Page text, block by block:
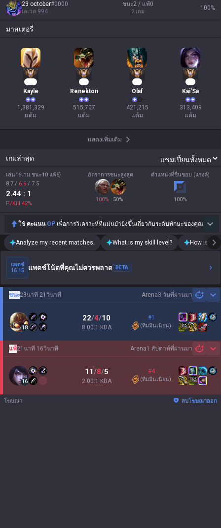
23 october#0000
เลเวล 994
ชนะ2 / แพ้0
2 เกม
100%
มาสเตอรี่
Kayle
1,381,329
แต้ม
Renekton
515,707
แต้ม
Olaf
421,215
แต้ม
Kai'Sa
313,409
แต้ม
แสดงเพิ่มเติม
เกมล่าสุด
เล่น16เกม ชนะ10 แพ้6}
8.7 / 6.6 / 7.5
2.44 : 1
P/Kill 42%
อัตราการชนะสูงสุด
100% 50%
ตำแหน่งที่ชื่นชอบ (แรงค์)
100%
ใช้ คะแนน OP เพื่อการวิเคราะห์ที่แม่นยำยิ่งขึ้นเกี่ยวกับระดับทักษะของคุณ
Analyze my recent matches. What is my skill level? How is my
แพตช์
16.15
แพตช์โน้ตที่คุณไม่ควรพลาด BETA
Arena3 วันที่ผ่านมา
ชนะ23นาที 21วินาที
18
22/4/10
8.00:1 KDA
#1
(ทีมมินเนียน)
Arena1 สัปดาห์ที่ผ่านมา
แพ้21นาที 16วินาที
16
11/8/5
2.00:1 KDA
#4
(ทีมมินเนียน)
โฆษณา ลบโฆษณาออก